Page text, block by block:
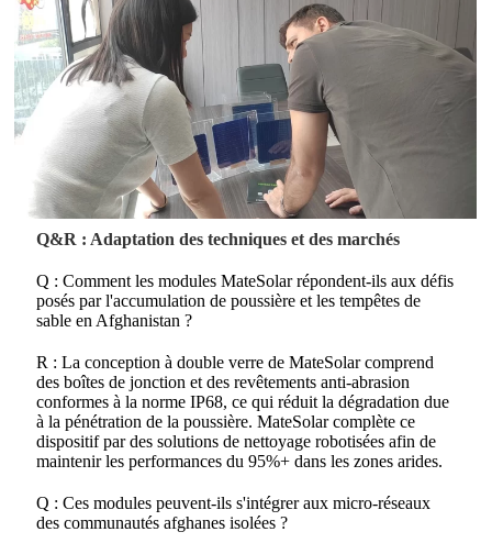
Q&R : Adaptation des techniques et des marchés
Q : Comment les modules MateSolar répondent-ils aux défis
posés par l'accumulation de poussière et les tempêtes de
sable en Afghanistan ?
R : La conception à double verre de MateSolar comprend
des boîtes de jonction et des revêtements anti-abrasion
conformes à la norme IP68, ce qui réduit la dégradation due
à la pénétration de la poussière. MateSolar complète ce
dispositif par des solutions de nettoyage robotisées afin de
maintenir les performances du 95%+ dans les zones arides.
Q : Ces modules peuvent-ils s'intégrer aux micro-réseaux
des communautés afghanes isolées ?